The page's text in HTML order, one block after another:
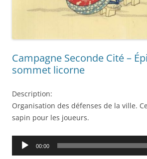
Campagne Seconde Cité –
sommet licorne
Description:
Organisation des défenses de la ville.
sapin pour les joueurs.
Audio
00:00